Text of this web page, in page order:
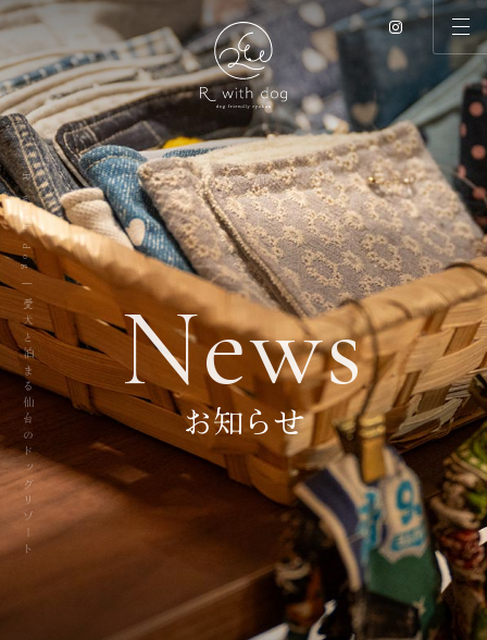
R with dog | 愛犬と泊まる仙台のドッグリゾート News
お知らせ